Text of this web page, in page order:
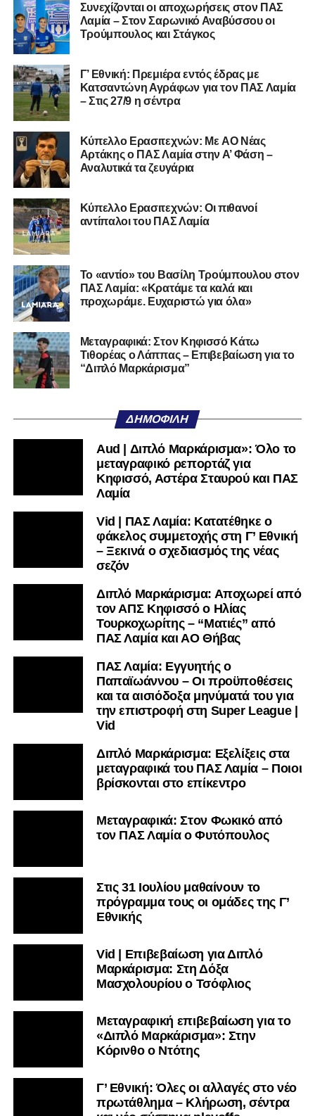
Α.Ε. Προποντίς Χαλκίδας
Ταμυναϊκός Αλιβερίου
Φωκικός
Συνολικά, στην1η φάσητης διοργάνωσης συμμετέχουν
130 ομάδες
φιναλίστ των ΕΠΣ που δήλωσαν συμμετοχή. Οι ομάδες
έχουν χωριστεί σε14 γεωγραφικά γκρουπ, ενώ μετά την
ολοκλήρωση της πρώτης φάσης θα προκύψουν
ομάδεςπου θα συνεχίσουν στη διοργάνωση.
Αμέσως μετά θα πραγματοποιηθεί και η κλήρωση της
φάσης, από την οποία θα διαμορφωθούν οι
που θα συνεχίσουν στην 3η φάση του θεσμού.
Η διαδικασία της κλήρωσης θα μεταδοθείζωντανά μέσω
του καναλιού Hellenic Football Family της ΕΠΟ στο
YouTube, με καλεσμένο τον προπονητή του Α.Ο.
Τρικάλων,Νίκο Μπαδήμα
Ερασιτεχνών.
Ακολουθήστε το
υπόλοιπο κόσμο. Ακολουθήστε το lamiara.gr στο
Twitterκαι στοInstagram
μαθαίνετε σε χρόνο dt όλα τα νέα.
Συνεχίζονται οι αποχωρήσεις στον ΠΑΣ
Λαμία – Στον Σαρωνικό Αναβύσσου οι
Τρούμπουλος και Στάγκος
Γ’ Εθνική: Πρεμιέρα εντός έδρας με
Κατσαντώνη Αγράφων για τον ΠΑΣ Λαμία
– Στις 27/9 η σέντρα
Kύπελλο Ερασιτεχνών: Με AO Nέας
Αρτάκης ο ΠΑΣ Λαμία στην Α’ Φάση –
Αναλυτικά τα ζευγάρια
Κύπελλο Ερασιτεχνών: Οι πιθανοί
αντίπαλοι του ΠΑΣ Λαμία
Το «αντίο» του Βασίλη Τρούμπουλου στον
ΠΑΣ Λαμία: «Κρατάμε τα καλά και
προχωράμε. Ευχαριστώ για όλα»
Μεταγραφικά: Στον Κηφισσό Κάτω
Τιθορέας ο Λάππας – Επιβεβαίωση για το
“Διπλό Μαρκάρισμα”
ΔΗΜΟΦΙΛΉ
Aud | Διπλό Μαρκάρισμα»: Όλο το
μεταγραφικό ρεπορτάζ για
Κηφισσό, Αστέρα Σταυρού και ΠΑΣ
Λαμία
Vid | ΠΑΣ Λαμία: Κατατέθηκε ο
φάκελος συμμετοχής στη Γ’ Εθνική
– Ξεκινά ο σχεδιασμός της νέας
σεζόν
Διπλό Μαρκάρισμα: Αποχωρεί από
τον ΑΠΣ Κηφισσό ο Ηλίας
Τουρκοχωρίτης – “Ματιές” από
ΠΑΣ Λαμία και ΑΟ Θήβας
ΠΑΣ Λαμία: Εγγυητής ο
Παπαϊωάννου – Οι προϋποθέσεις
και τα αισιόδοξα μηνύματά του για
την επιστροφή στη Super League |
Vid
Διπλό Μαρκάρισμα: Εξελίξεις στα
μεταγραφικά του ΠΑΣ Λαμία – Ποιοι
βρίσκονται στο επίκεντρο
Μεταγραφικά: Στον Φωκικό από
τον ΠΑΣ Λαμία ο Φυτόπουλος
Στις 31 Ιουλίου μαθαίνουν το
πρόγραμμα τους οι ομάδες της Γ’
Εθνικής
Vid | Επιβεβαίωση για Διπλό
Μαρκάρισμα: Στη Δόξα
Μασχολουρίου ο Τσόφλιος
Μεταγραφική επιβεβαίωση για το
«Διπλό Μαρκάρισμα»: Στην
Κόρινθο ο Ντότης
Γ’ Εθνική: Όλες οι αλλαγές στο νέο
πρωτάθλημα – Κλήρωση, σέντρα